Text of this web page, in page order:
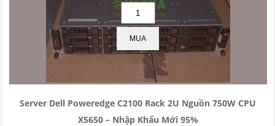
MUA
Server Dell Poweredge C2100 Rack 2U Nguồn 750W CPU
X5650 – Nhập Khẩu Mới 95%